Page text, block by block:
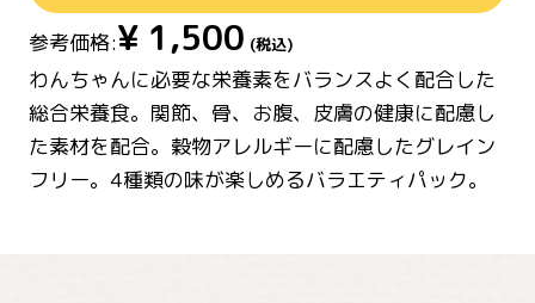
参考価格:¥ 1,500 (税込)
わんちゃんに必要な栄養素をバランスよく配合した
総合栄養食。関節、骨、お腹、皮膚の健康に配慮し
た素材を配合。穀物アレルギーに配慮したグレイン
フリー。4種類の味が楽しめるバラエティパック。